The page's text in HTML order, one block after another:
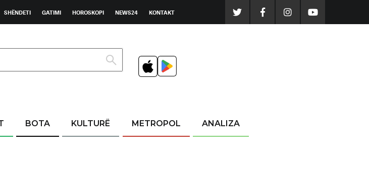
SHËNDETI GATIMI HOROSKOPI NEWS24 KONTAKT
BOTA KULTURË METROPOL ANALIZA